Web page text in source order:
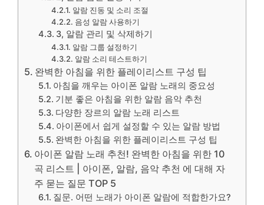
알람 진동 및 소리 조절
음성 알람 사용하기
3, 알람 관리 및 삭제하기
알람 그룹 설정하기
알람 소리 테스트하기
완벽한 아침을 위한 플레이리스트 구성 팁
아침을 깨우는 아이폰 알람 노래의 중요성
기분 좋은 아침을 위한 알람 음악 추천
다양한 장르의 알람 노래 리스트
아이폰에서 쉽게 설정할 수 있는 알람 방법
완벽한 아침을 위한 플레이리스트 구성 팁
아이폰 알람 노래 추천! 완벽한 아침을 위한 10
곡 리스트 | 아이폰, 알람, 음악 추천 에 대해 자
주 묻는 질문 TOP 5
질문. 어떤 노래가 아이폰 알람에 적합한가요?